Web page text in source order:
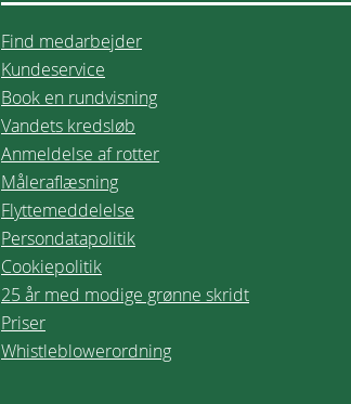
Find medarbejder
Kundeservice
Book en rundvisning
Vandets kredsløb
Anmeldelse af rotter
Måleraflæsning
Flyttemeddelelse
Persondatapolitik
Cookiepolitik
25 år med modige grønne skridt
Priser
Whistleblowerordning